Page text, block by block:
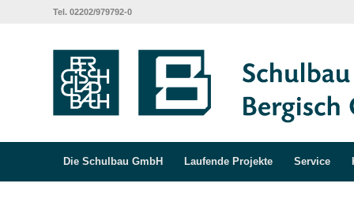
Tel. 02202/979792-0
Die Schulbau GmbH Laufende Projekte Service